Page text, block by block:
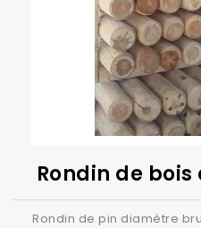
en grande quantité.
Pour plus
produits CIHB,
Rondin de
Rondin de pin diamètre